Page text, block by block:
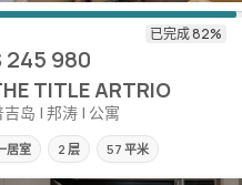
245 980
TITLE ARTRIO
吉岛 | 邦涛 | 公寓
居室 2 层 57 平米